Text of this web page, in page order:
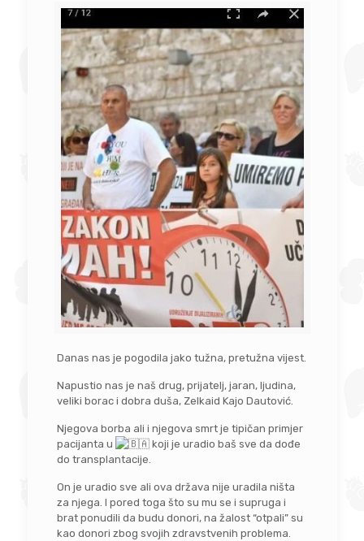
Danas nas je pogodila jako tužna, pretužna vijest.
Napustio nas je naš drug, prijatelj, jaran, ljudina,
veliki borac i dobra duša, Zelkaid Kajo Dautović.
Njegova borba ali i njegova smrt je tipičan primjer
pacijanta u
koji je uradio baš sve da dođe
do transplantacije.
On je uradio sve ali ova država nije uradila ništa
za njega. I pored toga što su mu se i supruga i
brat ponudili da budu donori, na žalost “otpali” su
kao donori zbog svojih zdravstvenih problema.